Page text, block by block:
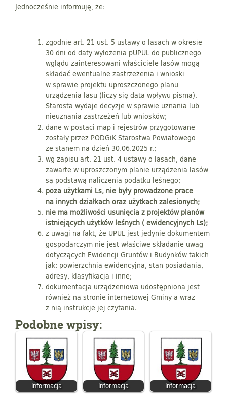
Jednocześnie informuję, że:
zgodnie art. 21 ust. 5 ustawy o lasach w okresie
30 dni od daty wyłożenia pUPUL do publicznego
wglądu zainteresowani właściciele lasów mogą
składać ewentualne zastrzeżenia i wnioski
w sprawie projektu uproszczonego planu
urządzenia lasu (liczy się data wpływu pisma).
Starosta wydaje decyzje w sprawie uznania lub
nieuznania zastrzeżeń lub wniosków;
dane w postaci map i rejestrów przygotowane
zostały przez PODGiK Starostwa Powiatowego
ze stanem na dzień 30.06.2025 r.;
wg zapisu art. 21 ust. 4 ustawy o lasach, dane
zawarte w uproszczonym planie urządzenia lasów
są podstawą naliczenia podatku leśnego;
poza użytkami Ls, nie były prowadzone prace
na innych działkach oraz użytkach zalesionych;
nie ma możliwości usunięcia z projektów planów
istniejących użytków leśnych ( ewidencyjnych Ls);
z uwagi na fakt, że UPUL jest jedynie dokumentem
gospodarczym nie jest właściwe składanie uwag
dotyczących Ewidencji Gruntów i Budynków takich
jak: powierzchnia ewidencyjna, stan posiadania,
adresy, klasyfikacja i inne;
dokumentacja urządzeniowa udostępniona jest
również na stronie internetowej Gminy a wraz
z nią instrukcje jej czytania.
Podobne wpisy:
Informacja Informacja Informacja